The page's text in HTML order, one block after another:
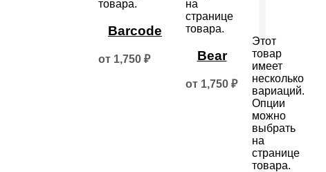
товара.
Barcode
от 1,750 ₽
на
странице
товара.
Bear
от 1,750 ₽
Этот
товар
имеет
несколько
вариаций.
Опции
можно
выбрать
на
странице
товара.